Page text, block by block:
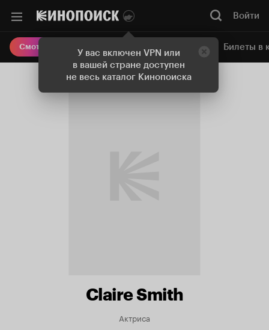
У вас включен VPN или
в вашей стране доступен
не весь каталог Кинопоиска
Войти
Смотреть кино Онлайн-кинотеатр Билеты в
Claire Smith
Актриса